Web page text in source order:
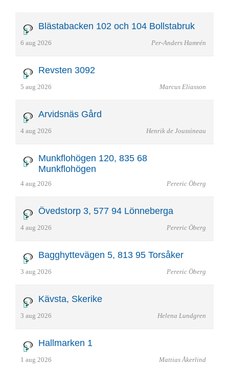
Blästabacken 102 och 104 Bollstabruk
6 aug 2026 Per-Anders Hamrén
Revsten 3092
5 aug 2026 Marcus Eliasson
Arvidsnäs Gård
4 aug 2026 Henrik de Joussineau
Munkflohögen 120, 835 68
Munkflohögen
4 aug 2026 Pereric Öberg
Övedstorp 3, 577 94 Lönneberga
4 aug 2026 Pereric Öberg
Bagghyttevägen 5, 813 95 Torsåker
3 aug 2026 Pereric Öberg
Kävsta, Skerike
3 aug 2026 Helena Lundgren
Hallmarken 1
1 aug 2026 Mattias Åkerlind